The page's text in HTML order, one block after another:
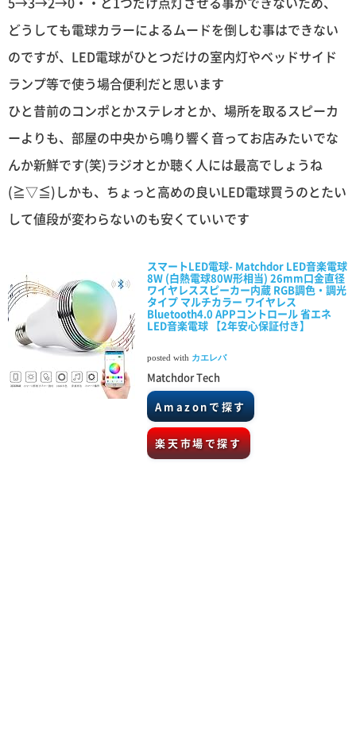
どうしても電球カラーによるムードを倒しむ事はできない
のですが、LED電球がひとつだけの室内灯やベッドサイド
ランプ等で使う場合便利だと思います
ひと昔前のコンポとかステレオとか、場所を取るスピーカ
ーよりも、部屋の中央から鳴り響く音ってお店みたいでな
んか新鮮です(笑)ラジオとか聴く人には最高でしょうね
(≧▽≦)しかも、ちょっと高めの良いLED電球買うのとたい
して値段が変わらないのも安くていいです
スマートLED電球- Matchdor LED音楽電球
8W (白熱電球80W形相当) 26mm口金直径
ワイヤレススピーカー内蔵 RGB調色・調光
タイプ マルチカラー ワイヤレス
Bluetooth4.0 APPコントロール 省エネ
LED音楽電球 【2年安心保証付き】
posted with カエレバ
Matchdor Tech
Amazonで探す
楽天市場で探す